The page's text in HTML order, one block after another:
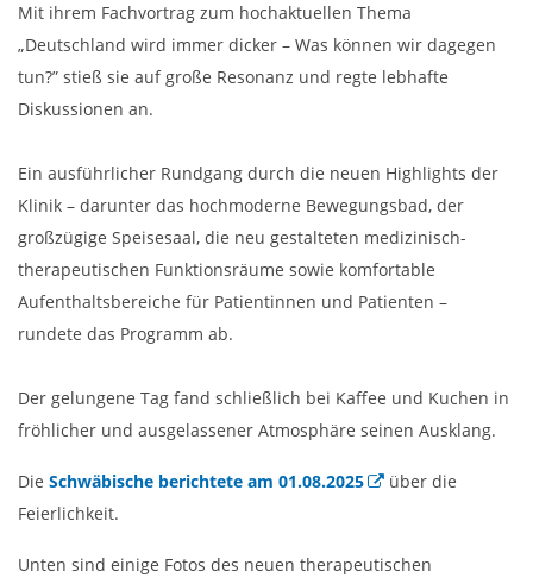
Mit ihrem Fachvortrag zum hochaktuellen Thema
„Deutschland wird immer dicker – Was können wir dagegen
tun?” stieß sie auf große Resonanz und regte lebhafte
Diskussionen an.
Ein ausführlicher Rundgang durch die neuen Highlights der
Klinik – darunter das hochmoderne Bewegungsbad, der
großzügige Speisesaal, die neu gestalteten medizinisch-
therapeutischen Funktionsräume sowie komfortable
Aufenthaltsbereiche für Patientinnen und Patienten –
rundete das Programm ab.
Der gelungene Tag fand schließlich bei Kaffee und Kuchen in
fröhlicher und ausgelassener Atmosphäre seinen Ausklang.
Die Schwäbische berichtete am 01.08.2025
über die
Feierlichkeit.
Unten sind einige Fotos des neuen therapeutischen